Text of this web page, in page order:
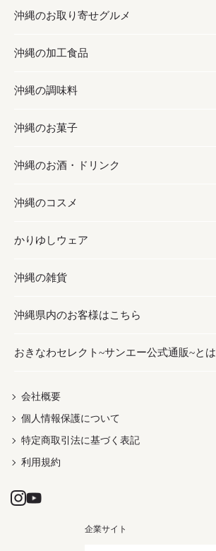
沖縄のお取り寄せグルメ
お取り寄せグルメ
フルーツ・野菜
お肉
海産物
沖縄の加工食品
加工食品
缶詰／パウチ
沖縄料理
沖縄そば／乾麺
レトルト食品
乾物／粉類
沖縄の調味料
調味料
砂糖／黒砂糖
塩
お酢／ドレッシング
しょうゆ
みそ
だし／スパイス／島唐辛子
沖縄のお菓子
お菓子
黒糖
ちんすこう
伝統菓子
スナック
おつまみ
紅芋
沖縄のお酒・ドリンク
お酒・ドリンク
泡盛
ビール・チューハイ
ワイン・ウィスキー・カクテル
ドリンク
茶葉
沖縄のコスメ
コスメ
スキンケア
ボディケア
ヘアケア
UVケア
かりゆしウェア
かりゆしウェア
メンズ
レディース
沖縄の雑貨
雑貨
沖縄ファッション
伝統工芸品
沖縄県内のお客様はこちら
おきなわセレクト~サンエー公式通販~とは
会社概要
個人情報保護について
特定商取引法に基づく表記
利用規約
企業サイト